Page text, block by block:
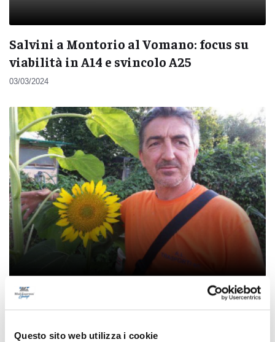
Questo sito web utilizza i cookie
Salvini a Montorio al Vomano: focus su
viabilità in A14 e svincolo A25
03/03/2024
Funerali di Coclite morto nel crollo di
Firenze, prete: "Non tutti sono incidenti,
vanno chiamati omicidi"